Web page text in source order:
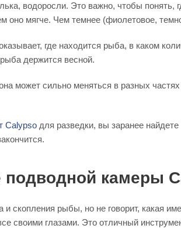
водоросли. Это важно, чтобы понять,
оно мягче. Чем темнее (фиолетовое,
где находится рыба, в каком
держится весной.
может сильно меняться в разных
Calypso для разведки, вы заранее
подводной камеры
скопления рыбы, но не говорит, какая
своими глазами. Это отличный